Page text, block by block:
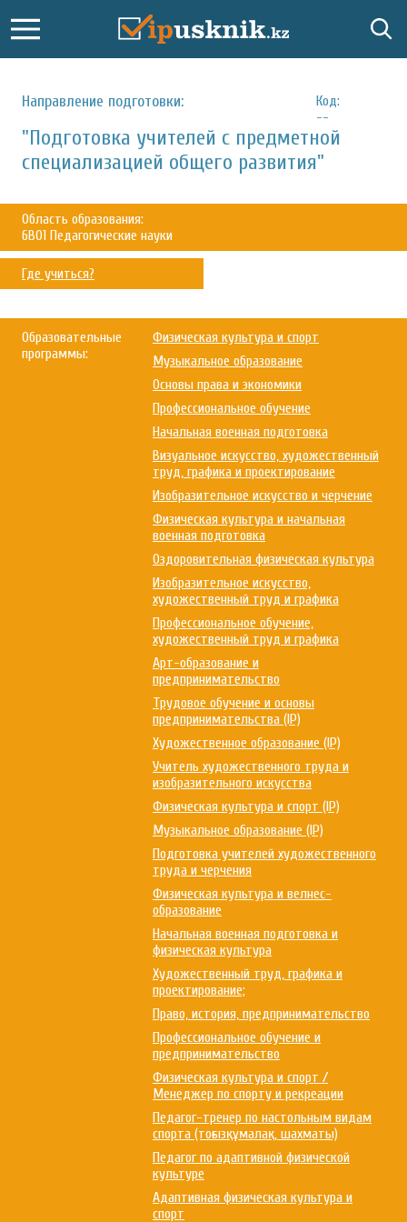
Направление подготовки:
Код:
--
"Подготовка учителей с предметной
специализацией общего развития"
Область образования:
6B01 Педагогические науки
Где учиться?
Образовательные
программы:
Физическая культура и спорт
Музыкальное образование
Основы права и экономики
Профессиональное обучение
Начальная военная подготовка
Визуальное искусство, художественный
труд, графика и проектирование
Изобразительное искусство и черчение
Физическая культура и начальная
военная подготовка
Оздоровительная физическая культура
Изобразительное искусство,
художественный труд и графика
Профессиональное обучение,
художественный труд и графика
Арт-образование и
предпринимательство
Трудовое обучение и основы
предпринимательства (IP)
Художественное образование (IP)
Учитель художественного труда и
изобразительного искусства
Физическая культура и спорт (IP)
Музыкальное образование (IP)
Подготовка учителей художественного
труда и черчения
Физическая культура и велнес-
образование
Начальная военная подготовка и
физическая культура
Художественный труд, графика и
проектирование;
Право, история, предпринимательство
Профессиональное обучение и
предпринимательство
Физическая культура и спорт /
Менеджер по спорту и рекреации
Педагог-тренер по настольным видам
спорта (тоғызқұмалақ, шахматы)
Педагог по адаптивной физической
культуре
Адаптивная физическая культура и
спорт